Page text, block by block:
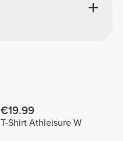
€19.99
T-Shirt Athleisure W